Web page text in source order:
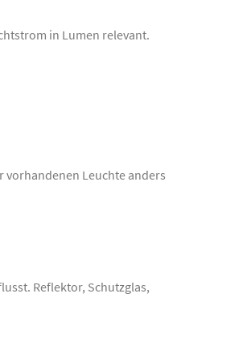
in Lumen relevant.
vorhandenen Leuchte anders
Reflektor, Schutzglas,